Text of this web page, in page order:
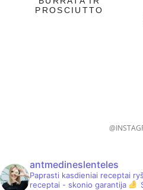
PROSCIUTTO
antmedineslenteles
Paprasti kasdieniai receptai
receptai - skonio garantija